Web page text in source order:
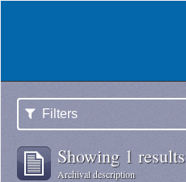
Filters
Showing 1 results
Archival description